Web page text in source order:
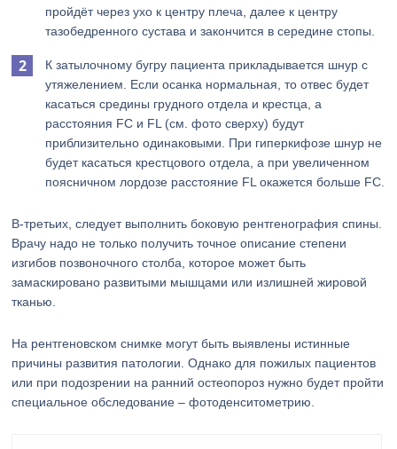
пройдёт через ухо к центру плеча, далее к центру
тазобедренного сустава и закончится в середине стопы.
К затылочному бугру пациента прикладывается шнур с
утяжелением. Если осанка нормальная, то отвес будет
касаться средины грудного отдела и крестца, а
расстояния FC и FL (см. фото сверху) будут
приблизительно одинаковыми. При гиперкифозе шнур не
будет касаться крестцового отдела, а при увеличенном
поясничном лордозе расстояние FL окажется больше FC.
В-третьих, следует выполнить боковую рентгенография спины.
Врачу надо не только получить точное описание степени
изгибов позвоночного столба, которое может быть
замаскировано развитыми мышцами или излишней жировой
тканью.
На рентгеновском снимке могут быть выявлены истинные
причины развития патологии. Однако для пожилых пациентов
или при подозрении на ранний остеопороз нужно будет пройти
специальное обследование – фотоденситометрию.